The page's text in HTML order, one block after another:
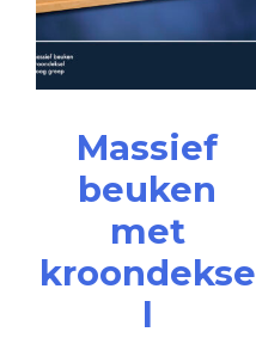
Massief
beuken
met
kroondekse
l